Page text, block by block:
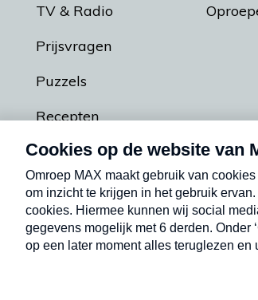
TV & Radio
Prijsvragen
Puzzels
Recepten
Podcasts